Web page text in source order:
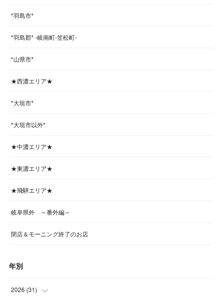
*羽島市*
*羽島郡* -岐南町-笠松町-
*山県市*
★西濃エリア★
*大垣市*
*大垣市以外*
★中濃エリア★
★東濃エリア★
★飛騨エリア★
岐阜県外 ～番外編～
閉店＆モーニング終了のお店
年別
2026 (31)